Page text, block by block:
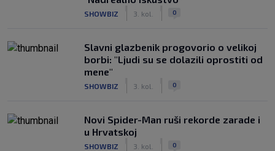
SHOWBIZ 3. kol. 0
Slavni glazbenik progovorio o velikoj
borbi: "Ljudi su se dolazili oprostiti od
mene"
SHOWBIZ 3. kol. 0
Novi Spider-Man ruši rekorde zarade i
u Hrvatskoj
SHOWBIZ 3. kol. 0